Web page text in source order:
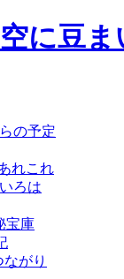
の予定
れこれ
ろは
宝庫
がり